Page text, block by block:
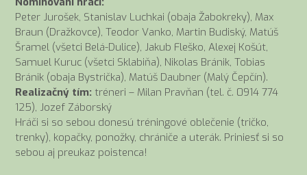
Peter Jurošek, Stanislav Luchkai (obaja Žabokreky), Max
Braun (Dražkovce), Teodor Vanko, Martin Budiský, Matúš
Šramel (všetci Belá-Dulice), Jakub Fleško, Alexej Košút,
Samuel Kuruc (všetci Sklabiňa), Nikolas Bránik, Tobias
Bránik (obaja Bystrička), Matúš Daubner (Malý Čepčín).
Realizačný tím: tréneri – Milan Pravňan (tel. č. 0914 774
125), Jozef Záborský
Hráči si so sebou donesú tréningové oblečenie (tričko,
trenky), kopačky, ponožky, chrániče a uterák. Priniesť si so
sebou aj preukaz poistenca!